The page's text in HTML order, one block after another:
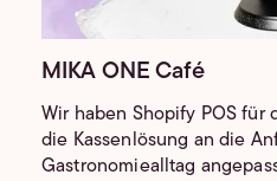
MIKA ONE Café
Wir haben Shopify POS für
die Kassenlösung an die
Gastronomiealltag